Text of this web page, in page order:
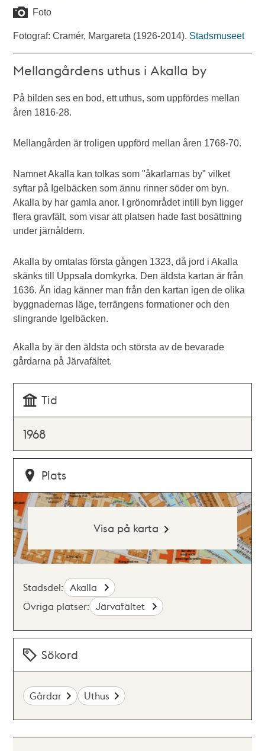
Foto
Fotograf: Cramér, Margareta (1926-2014). Stadsmuseet
Mellangårdens uthus i Akalla by
På bilden ses en bod, ett uthus, som uppfördes mellan
åren 1816-28.
Mellangården är troligen uppförd mellan åren 1768-70.
Namnet Akalla kan tolkas som "åkarlarnas by" vilket
syftar på Igelbäcken som ännu rinner söder om byn.
Akalla by har gamla anor. I grönområdet intill byn ligger
flera gravfält, som visar att platsen hade fast bosättning
under järnåldern.
Akalla by omtalas första gången 1323, då jord i Akalla
skänks till Uppsala domkyrka. Den äldsta kartan är från
1636. Än idag känner man från den kartan igen de olika
byggnadernas läge, terrängens formationer och den
slingrande Igelbäcken.
Akalla by är den äldsta och största av de bevarade
gårdarna på Järvafältet.
Tid
1968
Plats
Visa på karta
Stadsdel: Akalla
Övriga platser: Järvafältet
Sökord
Gårdar Uthus